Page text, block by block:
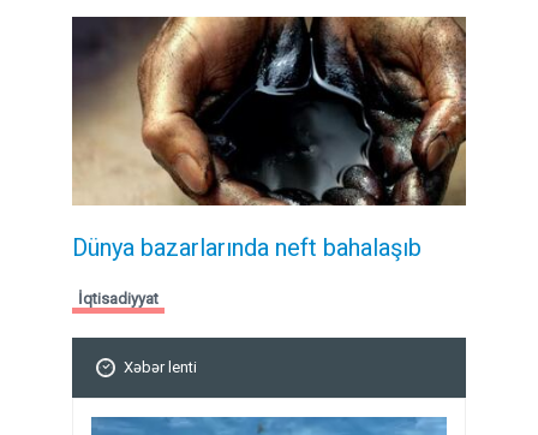
Dünya bazarlarında neft bahalaşıb
İqtisadiyyat
Xəbər lenti